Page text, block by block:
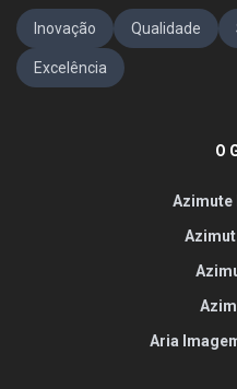
Inovação Qualidade
Excelência
O
Azimute
Aria